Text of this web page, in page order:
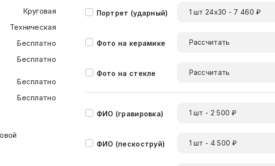
Круговая
Техническая
Бесплатно
Бесплатно
Бесплатно
Бесплатно
Портрет (ударный) 1 шт 24х30 - 7 460 ₽
Фото на керамике Рассчитать
Фото на стекле Рассчитать
ФИО (гравировка) 1 шт - 2 500 ₽
ФИО (пескоструй) 1 шт - 4 500 ₽